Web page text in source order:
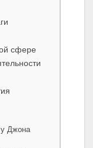
сфере
у Джона